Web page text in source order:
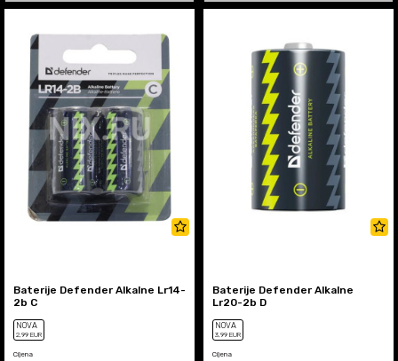
Baterije Defender Alkalne Lr14-
2b C
NOVA
2,99 EUR
Cijena
Baterije Defender Alkalne
Lr20-2b D
NOVA
3,99 EUR
Cijena